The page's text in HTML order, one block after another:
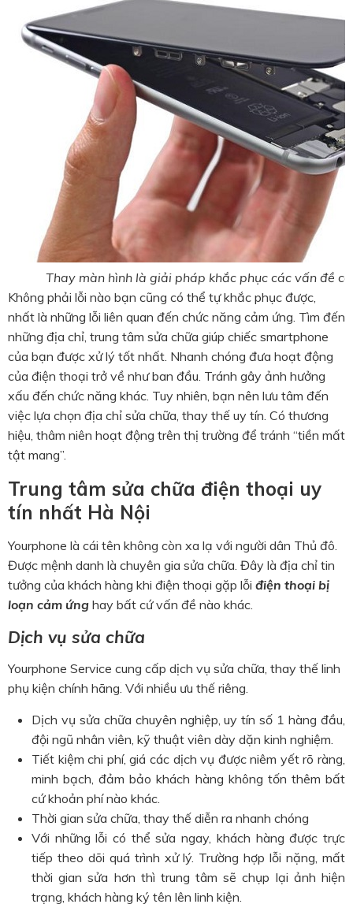
Thay màn hình là giải pháp khắc phục các vấn đề
Không phải lỗi nào bạn cũng có thể tự khắc phục được,
nhất là những lỗi liên quan đến chức năng cảm ứng. Tìm đến
những địa chỉ, trung tâm sửa chữa giúp chiếc smartphone
của bạn được xử lý tốt nhất. Nhanh chóng đưa hoạt động
của điện thoại trở về như ban đầu. Tránh gây ảnh hưởng
xấu đến chức năng khác. Tuy nhiên, bạn nên lưu tâm đến
việc lựa chọn địa chỉ sửa chữa, thay thế uy tín. Có thương
hiệu, thâm niên hoạt động trên thị trường để tránh “tiền mất
tật mang”.
Trung tâm sửa chữa điện thoại uy
tín nhất Hà Nội
Yourphone là cái tên không còn xa lạ với người dân Thủ đô.
Được mệnh danh là chuyên gia sửa chữa. Đây là địa chỉ tin
tưởng của khách hàng khi điện thoại gặp lỗi điện thoại bị
loạn cảm ứng hay bất cứ vấn đề nào khác.
Dịch vụ sửa chữa
Yourphone Service cung cấp dịch vụ sửa chữa, thay thế linh
phụ kiện chính hãng. Với nhiều ưu thế riêng.
Dịch vụ sửa chữa chuyên nghiệp, uy tín số 1 hàng đầu,
đội ngũ nhân viên, kỹ thuật viên dày dặn kinh nghiệm.
Tiết kiệm chi phí, giá các dịch vụ được niêm yết rõ ràng,
minh bạch, đảm bảo khách hàng không tốn thêm bất
cứ khoản phí nào khác.
Thời gian sửa chữa, thay thế diễn ra nhanh chóng
Với những lỗi có thể sửa ngay, khách hàng được trực
tiếp theo dõi quá trình xử lý. Trường hợp lỗi nặng, mất
thời gian sửa hơn thì trung tâm sẽ chụp lại ảnh hiện
trạng, khách hàng ký tên lên linh kiện.